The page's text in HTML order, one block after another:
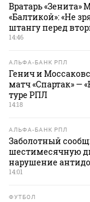
Вратарь «Зенита»
«Балтикой»: «Не
штангу перед
14:46
АЛЬФА-БАНК РПЛ
Генич и
матч «Спартак» —
туре РПЛ
14:18
АЛЬФА-БАНК РПЛ
Заболотный
шестимесячную
нарушение
14:01
ФУТБОЛ